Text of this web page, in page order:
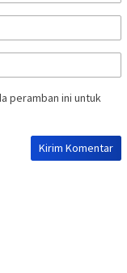
peramban ini untuk